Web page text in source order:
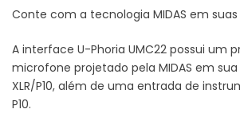
Conte com a tecnologia MIDAS em
A interface U-Phoria UMC22 possui um
microfone projetado pela MIDAS em
XLR/P10, além de uma entrada de
P10.